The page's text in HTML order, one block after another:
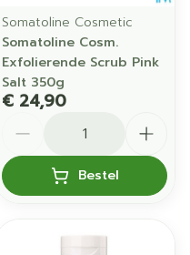
Somatoline Cosmetic
Somatoline Cosm.
Exfolierende Scrub Pink
Salt 350g
€ 24,90
Bestel